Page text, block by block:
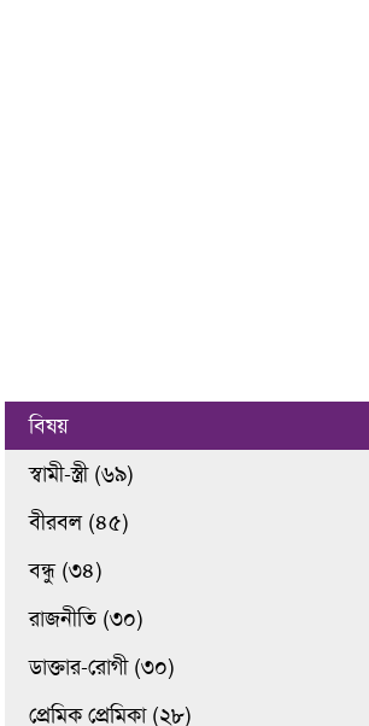
বিষয়
স্বামী-স্ত্রী (৬৯)
বীরবল (৪৫)
বন্ধু (৩৪)
রাজনীতি (৩০)
ডাক্তার-রোগী (৩০)
প্রেমিক প্রেমিকা (২৮)